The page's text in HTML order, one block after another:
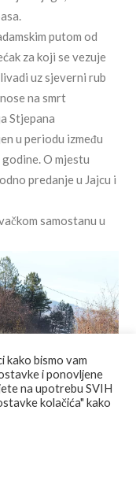
putom od
za koji se vezuje
uz sjeverni rub
na smrt
Stjepana
u periodu između
O mjestu
predanje u Jajcu i
samostanu u
područje Jajca
kako bismo vam
i ponovljene
na upotrebu SVIH
kolačića" kako